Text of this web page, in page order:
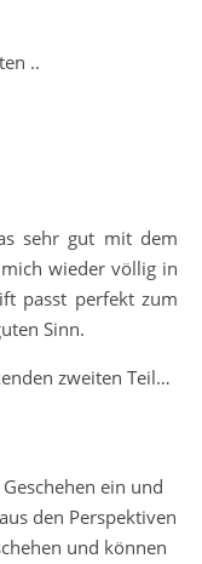
..
sehr gut mit dem
wieder völlig in
passt perfekt zum
Sinn.
zweiten Teil…
ein und
den Perspektiven
und können